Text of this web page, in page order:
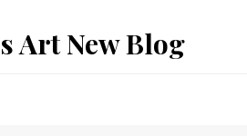
Art New Blog